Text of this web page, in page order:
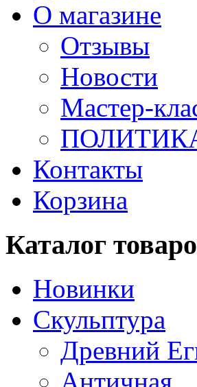
О магазине
Отзывы
Новости
Мастер-
Контакты
Корзина
Каталог
Новинки
Скульптура
Древний